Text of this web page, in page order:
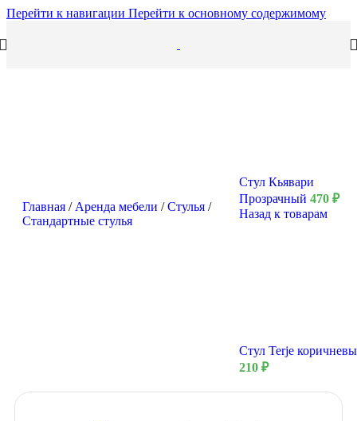
Перейти к навигации Перейти к основному содержимому
Главная / Аренда мебели / Стулья /
Стандартные стулья
Стул Кьявари
Прозрачный 470 ₽
Назад к товарам
Стул Terje
210 ₽